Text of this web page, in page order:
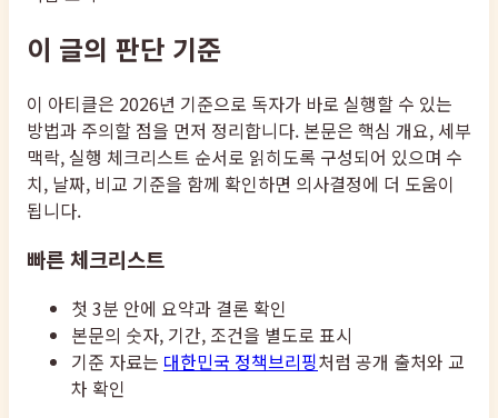
이 글의 판단 기준
이 아티클은 2026년 기준으로 독자가 바로 실행할 수 있는
방법과 주의할 점을 먼저 정리합니다. 본문은 핵심 개요, 세부
맥락, 실행 체크리스트 순서로 읽히도록 구성되어 있으며 수
치, 날짜, 비교 기준을 함께 확인하면 의사결정에 더 도움이
됩니다.
빠른 체크리스트
첫 3분 안에 요약과 결론 확인
본문의 숫자, 기간, 조건을 별도로 표시
기준 자료는 대한민국 정책브리핑처럼 공개 출처와 교
차 확인